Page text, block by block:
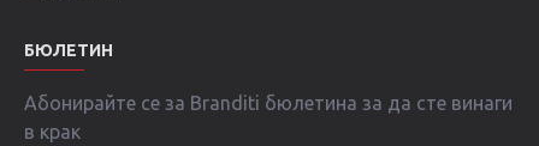
БЮЛЕТИН
Абонирайте се за Branditi бюлетина за да сте винаги
в крак